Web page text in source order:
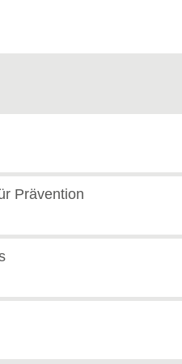
Prävention